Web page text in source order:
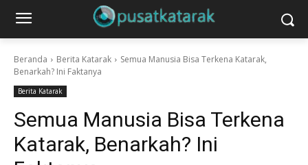
Beranda Berita Katarak
Semua Manusia Bisa Terkena Katarak,
Benarkah? Ini Faktanya
Berita Katarak
Semua Manusia Bisa Terkena
Katarak, Benarkah? Ini